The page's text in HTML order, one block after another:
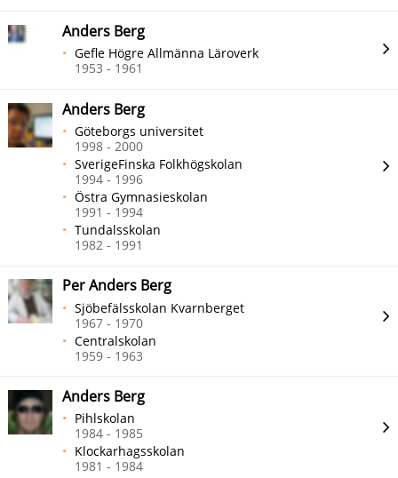
Anders Berg
Gefle Högre Allmänna Läroverk
1953 - 1961
Anders Berg
Göteborgs universitet
1998 - 2000
SverigeFinska Folkhögskolan
1994 - 1996
Östra Gymnasieskolan
1991 - 1994
Tundalsskolan
1982 - 1991
Per Anders Berg
Sjöbefälsskolan Kvarnberget
1967 - 1970
Centralskolan
1959 - 1963
Anders Berg
Pihlskolan
1984 - 1985
Klockarhagsskolan
1981 - 1984